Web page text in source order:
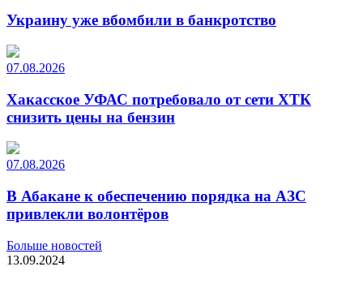
Украину уже вбомбили в банкротство
07.08.2026
Хакасское УФАС потребовало от сети ХТК
снизить цены на бензин
07.08.2026
В Абакане к обеспечению порядка на АЗС
привлекли волонтёров
Больше новостей
13.09.2024